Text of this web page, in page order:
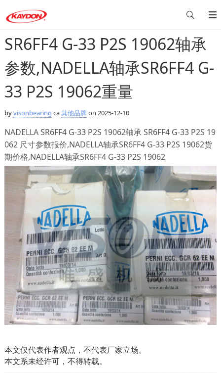
SR6FF4 G-33 P2S 19062轴承
参数,NADELLA轴承SR6FF4 G-
33 P2S 19062重量
byvisonbearing ca其他品牌 on 2025-12-10
NADELLA SR6FF4 G-33 P2S 19062轴承 SR6FF4 G-33 P2S 19
062 尺寸参数报价,NADELLA轴承SR6FF4 G-33 P2S 19062货
期价格,NADELLA轴承SR6FF4 G-33 P2S 19062
本文仅代表作者观点，不代表厂家立场。
本文系未经许可，不得转载。